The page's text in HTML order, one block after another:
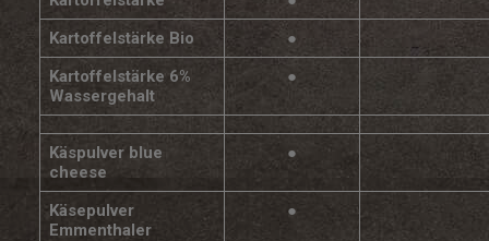
Kartoffelstärke Bio
●
Kartoffelstärke 6%
Wassergehalt
●
Käspulver blue
cheese
●
Käsepulver
Emmenthaler
●